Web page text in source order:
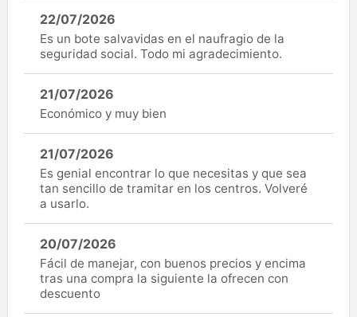
22/07/2026
Es un bote salvavidas en el naufragio de la
seguridad social. Todo mi agradecimiento.
21/07/2026
Económico y muy bien
21/07/2026
Es genial encontrar lo que necesitas y que sea
tan sencillo de tramitar en los centros. Volveré
a usarlo.
20/07/2026
Fácil de manejar, con buenos precios y encima
tras una compra la siguiente la ofrecen con
descuento